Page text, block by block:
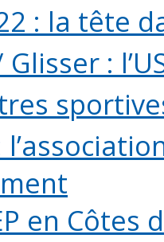
: la tête
:
:
en Côtes